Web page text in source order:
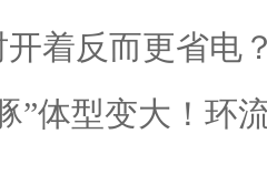
开着反而更省电
”体型变大！环